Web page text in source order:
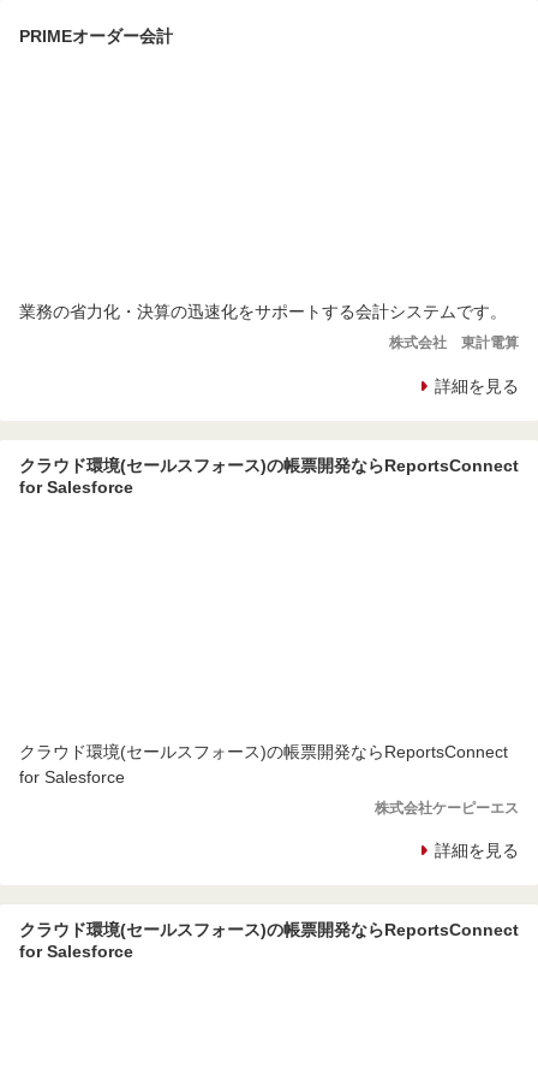
PRIMEオーダー会計
業務の省力化・決算の迅速化をサポートする会計システムです。
株式会社 東計電算
詳細を見る
クラウド環境(セールスフォース)の帳票開発ならReportsConnect
for Salesforce
クラウド環境(セールスフォース)の帳票開発ならReportsConnect
for Salesforce
株式会社ケーピーエス
詳細を見る
クラウド環境(セールスフォース)の帳票開発ならReportsConnect
for Salesforce